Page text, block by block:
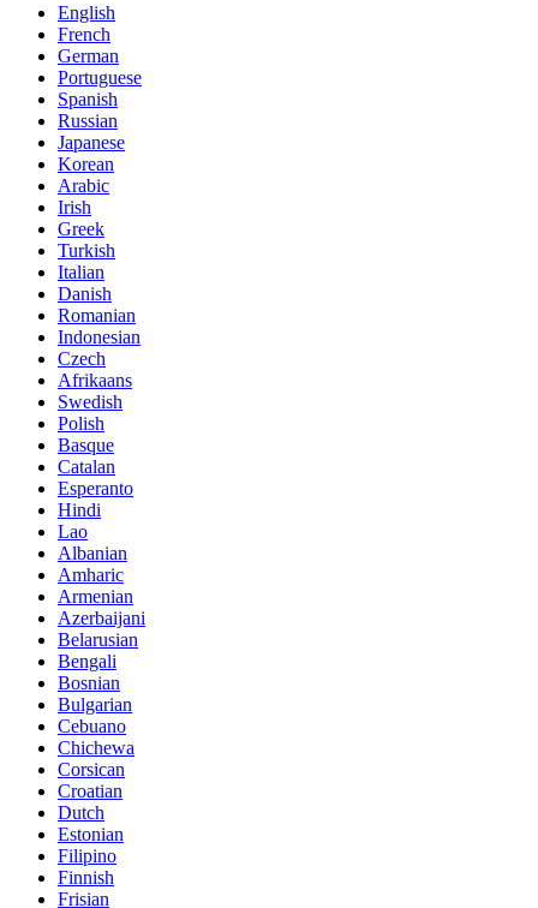
English
French
German
Portuguese
Spanish
Russian
Japanese
Korean
Arabic
Irish
Greek
Turkish
Italian
Danish
Romanian
Indonesian
Czech
Afrikaans
Swedish
Polish
Basque
Catalan
Esperanto
Hindi
Lao
Albanian
Amharic
Armenian
Azerbaijani
Belarusian
Bengali
Bosnian
Bulgarian
Cebuano
Chichewa
Corsican
Croatian
Dutch
Estonian
Filipino
Finnish
Frisian